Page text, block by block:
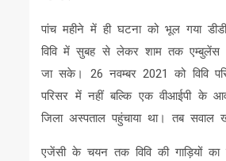
पांच महीने में ही घटना को भूल गया
विवि में सुबह से लेकर शाम तक एम्बुलेंस
जा सके। 26 नवम्बर 2021 को विवि
परिसर में नहीं बल्कि एक वीआईपी के
जिला अस्पताल पहुंचाया था। तब
एजेंसी के चयन तक विवि की गाड़ियों का